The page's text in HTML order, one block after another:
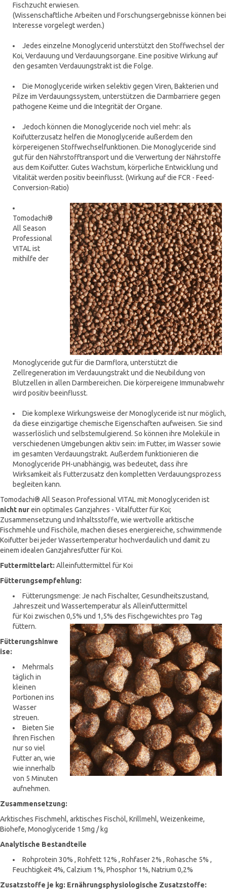
Fischzucht erwiesen.
(Wissenschaftliche Arbeiten und Forschungsergebnisse können bei
Interesse vorgelegt werden.)
Jedes einzelne Monoglycerid unterstützt den Stoffwechsel der
Koi, Verdauung und Verdauungsorgane. Eine positive Wirkung auf
den gesamten Verdauungstrakt ist die Folge.
Die Monoglyceride wirken selektiv gegen Viren, Bakterien und
Pilze im Verdauungssystem, unterstützen die Darmbarriere gegen
pathogene Keime und die Integrität der Organe.
Jedoch können die Monoglyceride noch viel mehr: als
Koifutterzusatz helfen die Monoglyceride außerdem den
körpereigenen Stoffwechselfunktionen. Die Monoglyceride sind
gut für den Nährstofftransport und die Verwertung der Nährstoffe
aus dem Koifutter. Gutes Wachstum, körperliche Entwicklung und
Vitalität werden positiv beeinflusst. (Wirkung auf die FCR - Feed-
Conversion-Ratio)
Tomodachi®
All Season
Professional
VITAL ist
mithilfe der
Monoglyceride gut für die Darmflora, unterstützt die
Zellregeneration im Verdauungstrakt und die Neubildung von
Blutzellen in allen Darmbereichen. Die körpereigene Immunabwehr
wird positiv beeinflusst.
Die komplexe Wirkungsweise der Monoglyceride ist nur möglich,
da diese einzigartige chemische Eigenschaften aufweisen. Sie sind
wasserlöslich und selbstemulgierend. So können ihre Moleküle in
verschiedenen Umgebungen aktiv sein: im Futter, im Wasser sowie
im gesamten Verdauungstrakt. Außerdem funktionieren die
Monoglyceride PH-unabhängig, was bedeutet, dass ihre
Wirksamkeit als Futterzusatz den kompletten Verdauungsprozess
begleiten kann.
Tomodachi® All Season Professional VITAL mit Monoglyceriden ist
nicht nurein optimales Ganzjahres - Vitalfutter für Koi;
Zusammensetzung und Inhaltsstoffe, wie wertvolle arktische
Fischmehle und Fischöle, machen dieses energiereiche, schwimmende
Koifutter bei jeder Wassertemperatur hochverdaulich und damit zu
einem idealen Ganzjahresfutter für Koi.
Futtermittelart: Alleinfuttermittel für Koi
Fütterungsempfehlung:
Fütterungsmenge: Je nach Fischalter, Gesundheitszustand,
Jahreszeit und Wassertemperatur als Alleinfuttermittel
für Koi zwischen 0,5% und 1,5% des Fischgewichtes pro Tag
füttern.
Fütterungshinwe
ise:
Mehrmals
täglich in
kleinen
Portionen ins
Wasser
streuen.
Bieten Sie
Ihren Fischen
nur so viel
Futter an, wie
wie innerhalb
von 5 Minuten
aufnehmen.
Zusammensetzung:
Arktisches Fischmehl, arktisches Fischöl, Krillmehl, Weizenkeime,
Biohefe, Monoglyceride 15mg / kg
Analytische Bestandteile
Rohprotein 30% , Rohfett 12% , Rohfaser 2% , Rohasche 5% ,
Feuchtigkeit 4%, Calzium 1%, Phosphor 1%, Natrium 0,2%
Zusatzstoffe je kg: Ernährungsphysiologische Zusatzstoffe: